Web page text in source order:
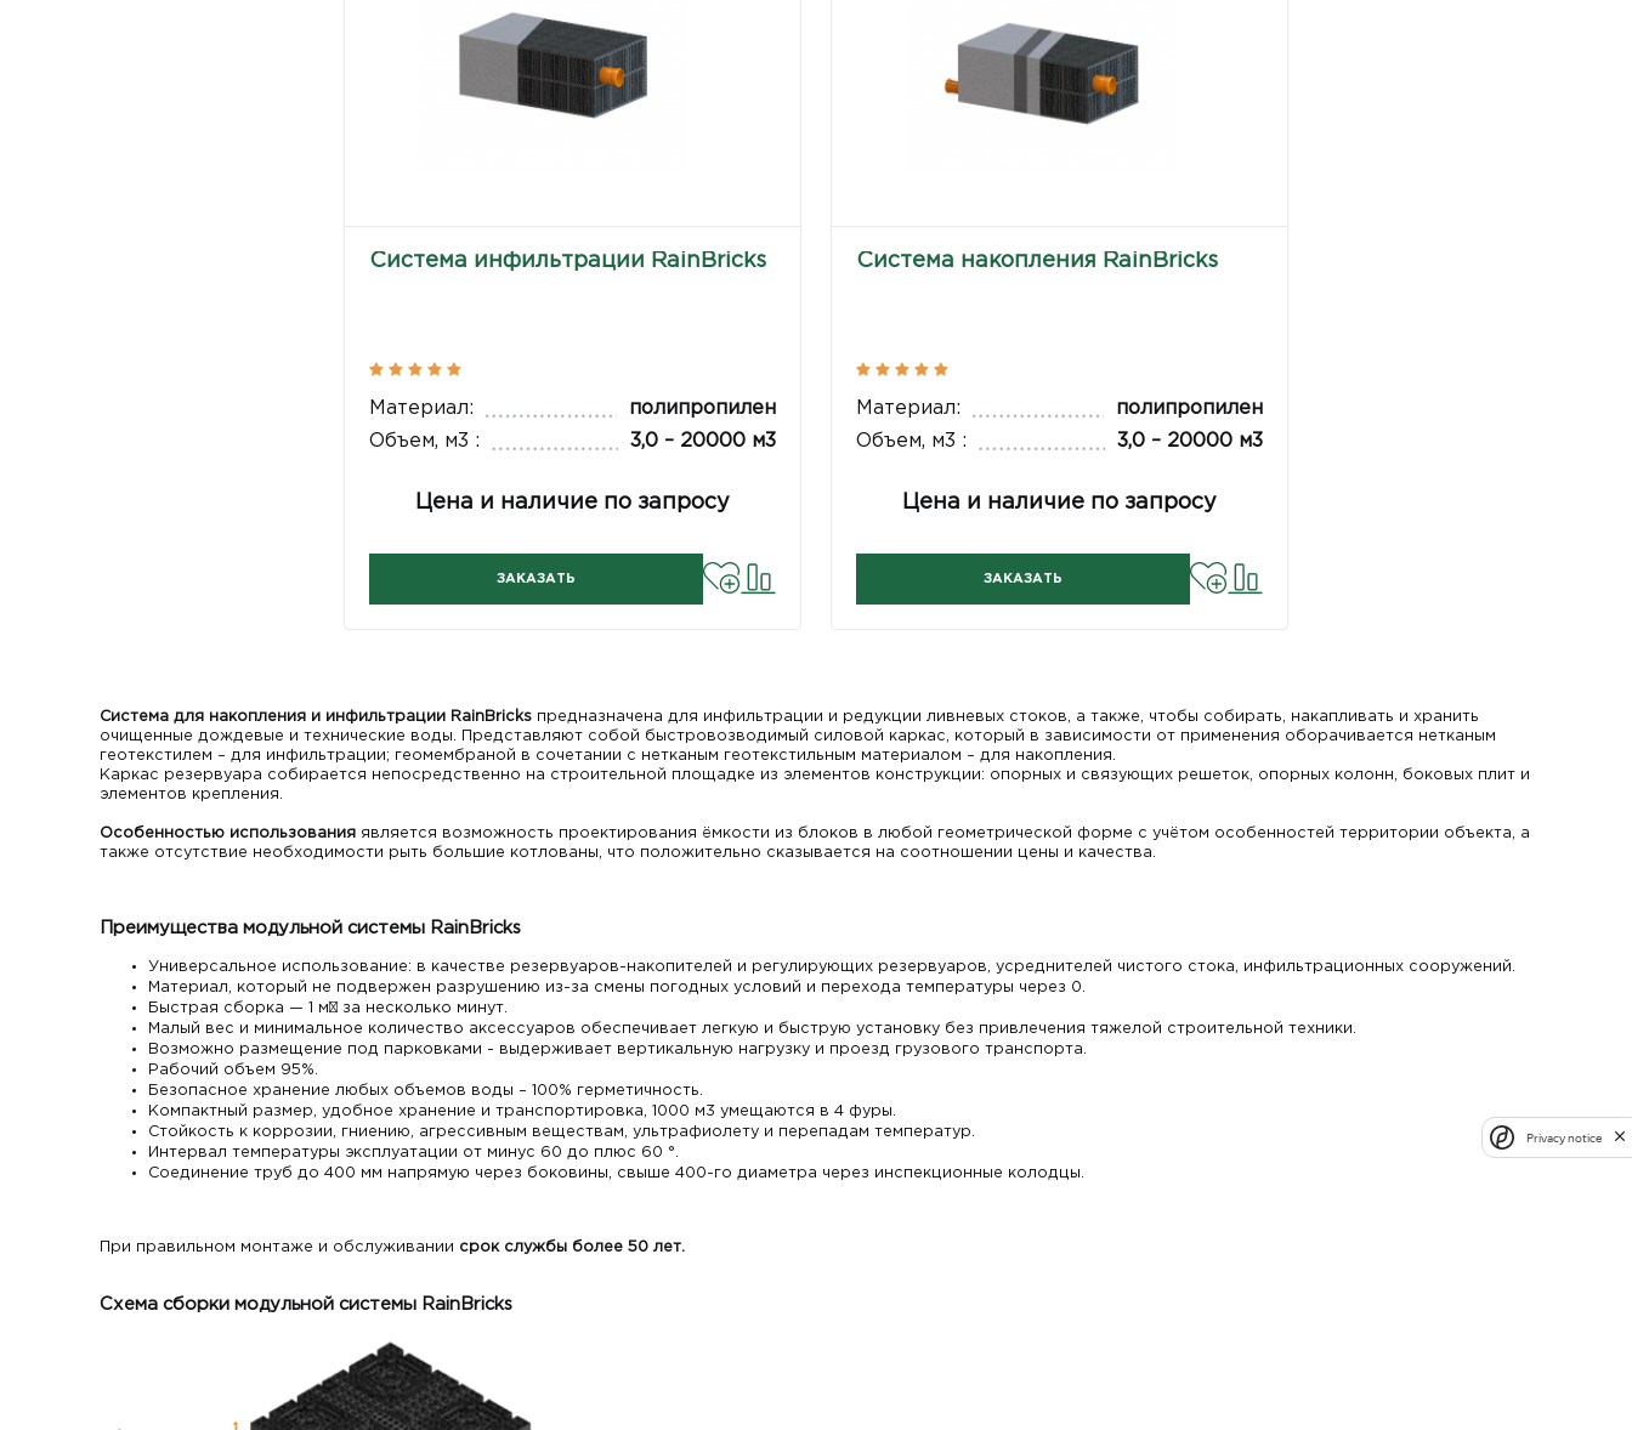
Система инфильтрации RainBricks
Материал:
полипропилен
Объем, м3 :
3,0 – 20000 м3
Цена и наличие по запросу
ЗАКАЗАТЬ
Система накопления RainBricks
Материал:
полипропилен
Объем, м3 :
3,0 – 20000 м3
Цена и наличие по запросу
ЗАКАЗАТЬ
Система для накопления и инфильтрации RainBricks предназначена для инфильтрации и редукции ливневых стоков, а также, чтобы собирать, накапливать и хранить
очищенные дождевые и технические воды. Представляют собой быстровозводимый силовой каркас, который в зависимости от применения оборачивается нетканым
геотекстилем – для инфильтрации; геомембраной в сочетании с нетканым геотекстильным материалом – для накопления.
Каркас резервуара собирается непосредственно на строительной площадке из элементов конструкции: опорных и связующих решеток, опорных колонн, боковых плит и
элементов крепления.
Особенностью использования является возможность проектирования ёмкости из блоков в любой геометрической форме с учётом особенностей территории объекта, а
также отсутствие необходимости рыть большие котлованы, что положительно сказывается на соотношении цены и качества.
Преимущества модульной системы RainBricks
Универсальное использование: в качестве резервуаров-накопителей и регулирующих резервуаров, усреднителей чистого стока, инфильтрационных сооружений.
Материал, который не подвержен разрушению из-за смены погодных условий и перехода температуры через 0.
Быстрая сборка — 1 м³ за несколько минут.
Малый вес и минимальное количество аксессуаров обеспечивает легкую и быструю установку без привлечения тяжелой строительной техники.
Возможно размещение под парковками - выдерживает вертикальную нагрузку и проезд грузового транспорта.
Рабочий объем 95%.
Безопасное хранение любых объемов воды – 100% герметичность.
Компактный размер, удобное хранение и транспортировка, 1000 м3 умещаются в 4 фуры.
Стойкость к коррозии, гниению, агрессивным веществам, ультрафиолету и перепадам температур.
Интервал температуры эксплуатации от минус 60 до плюс 60 °.
Соединение труб до 400 мм напрямую через боковины, свыше 400-го диаметра через инспекционные колодцы.
При правильном монтаже и обслуживании срок службы более 50 лет.
Схема сборки модульной системы RainBricks
Privacy notice